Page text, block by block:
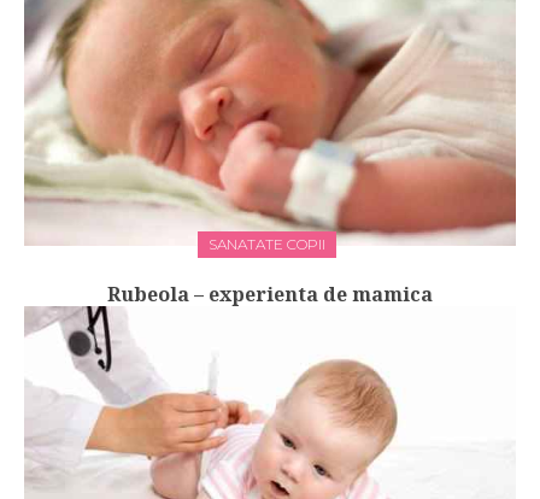
SANATATE COPII
Rubeola – experienta de mamica